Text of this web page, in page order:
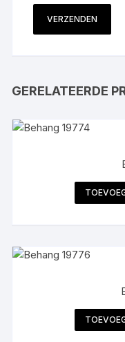
GERELATEERDE